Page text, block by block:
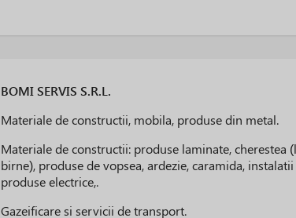
BOMI SERVIS S.R.L.
Materiale de constructii, mobila, produse din metal.
Materiale de constructii: produse laminate, cherestea
birne), produse de vopsea, ardezie, caramida,
produse electrice,.
Gazeificare si servicii de transport.